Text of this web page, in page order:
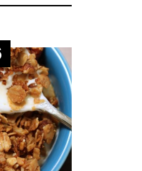
っておきた
ネージ。